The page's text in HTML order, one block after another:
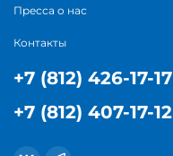
Пресса о нас
Контакты
+7 (812) 426-17-17
+7 (812) 407-17-12